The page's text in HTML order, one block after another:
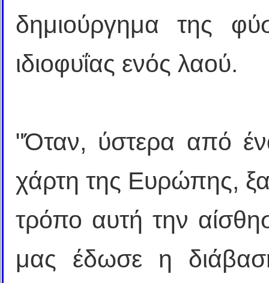
δημιούργημα της
ιδιοφυΐας ενός λαού.
"Όταν, ύστερα από
χάρτη της Ευρώπης,
τρόπο αυτή την
μας έδωσε η